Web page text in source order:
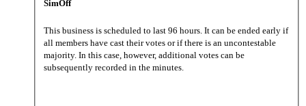
SimOff
This business is scheduled to last 96 hours. It can be ended early if
all members have cast their votes or if there is an uncontestable
majority. In this case, however, additional votes can be
subsequently recorded in the minutes.